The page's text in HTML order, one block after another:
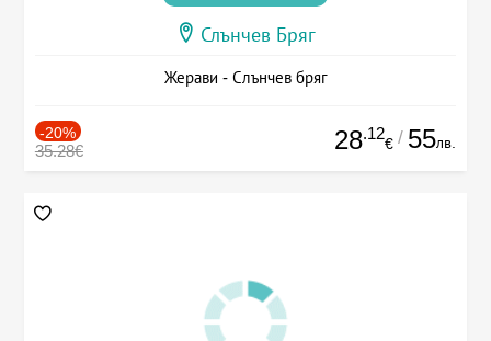
Слънчев Бряг
Жерави - Слънчев бряг
-20%
35.28€ 28.12
€ / 55лв.